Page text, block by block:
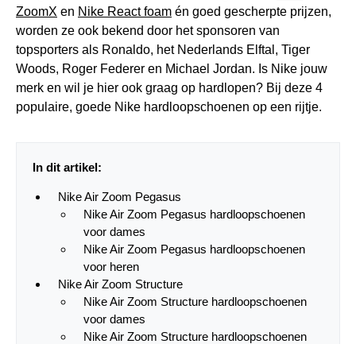
ZoomX en Nike React foam én goed gescherpte prijzen,
worden ze ook bekend door het sponsoren van
topsporters als Ronaldo, het Nederlands Elftal, Tiger
Woods, Roger Federer en Michael Jordan. Is Nike jouw
merk en wil je hier ook graag op hardlopen? Bij deze 4
populaire, goede Nike hardloopschoenen op een rijtje.
In dit artikel:
Nike Air Zoom Pegasus
Nike Air Zoom Pegasus hardloopschoenen
voor dames
Nike Air Zoom Pegasus hardloopschoenen
voor heren
Nike Air Zoom Structure
Nike Air Zoom Structure hardloopschoenen
voor dames
Nike Air Zoom Structure hardloopschoenen